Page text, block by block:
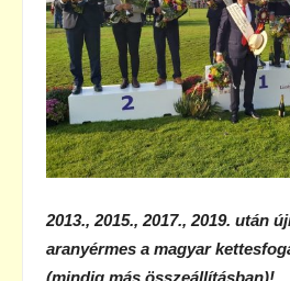
2013., 2015., 2017., 2019. után
aranyérmes a magyar
(mindig más összeállításban)!